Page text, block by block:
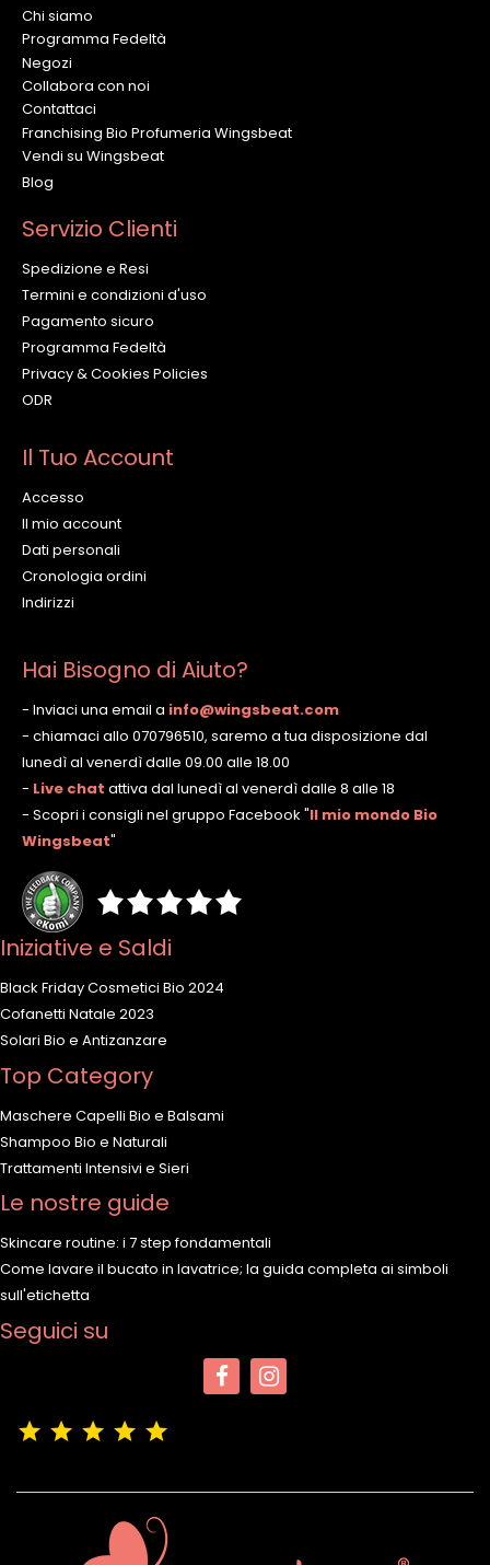
Chi siamo
Programma Fedeltà
Negozi
Collabora con noi
Contattaci
Franchising Bio Profumeria Wingsbeat
Vendi su Wingsbeat
Blog
Servizio Clienti
Spedizione e Resi
Termini e condizioni d'uso
Pagamento sicuro
Programma Fedeltà
Privacy & Cookies Policies
ODR
Il Tuo Account
Accesso
Il mio account
Dati personali
Cronologia ordini
Indirizzi
Hai Bisogno di Aiuto?
- Inviaci una email a info@wingsbeat.com
- chiamaci allo 070796510, saremo a tua disposizione dal
lunedì al venerdì dalle 09.00 alle 18.00
- Live chat attiva dal lunedì al venerdì dalle 8 alle 18
- Scopri i consigli nel gruppo Facebook "Il mio mondo Bio
Wingsbeat"
Iniziative e Saldi
Black Friday Cosmetici Bio 2024
Cofanetti Natale 2023
Solari Bio e Antizanzare
Top Category
Maschere Capelli Bio e Balsami
Shampoo Bio e Naturali
Trattamenti Intensivi e Sieri
Le nostre guide
Skincare routine: i 7 step fondamentali
Come lavare il bucato in lavatrice; la guida completa ai simboli
sull'etichetta
Seguici su